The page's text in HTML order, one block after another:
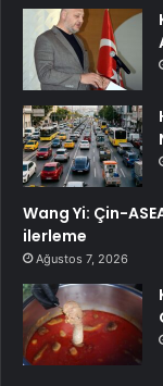
Wang Yi: Çin-
ilerleme
Ağustos 7, 2026